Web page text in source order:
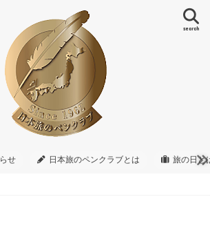
search
せ 日本旅のペンクラブとは 旅の日と